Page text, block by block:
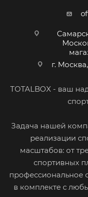
г.
TOTALBOX - ваш
Задача нашей
реализации
масштабов: от
спортивных
профессиональное
в комплекте с